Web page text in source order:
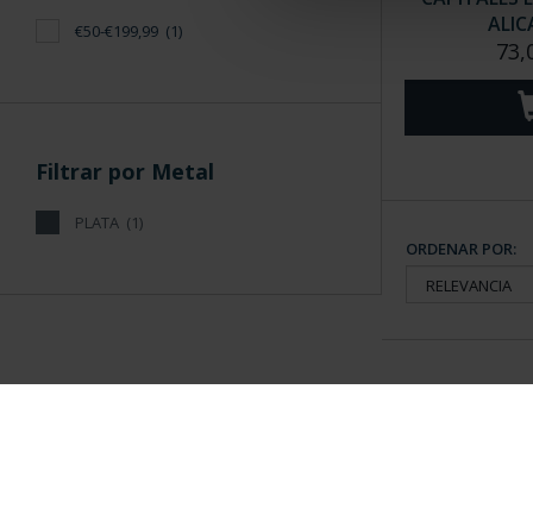
€50-€199,99 (1)
Filtrar por Metal
PLATA (1)
ORDENAR POR: